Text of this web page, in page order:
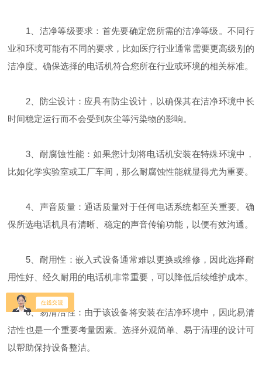
1、洁净等级要求：首先要确定您所需的洁净等级。不同行
业和环境可能有不同的要求，比如医疗行业通常需要更高级别的
洁净度。确保选择的电话机符合您所在行业或环境的相关标准。
2、防尘设计：应具有防尘设计，以确保其在洁净环境中长
时间稳定运行而不会受到灰尘等污染物的影响。
3、耐腐蚀性能：如果您计划将电话机安装在特殊环境中，
比如化学实验室或工厂车间，那么耐腐蚀性能就显得尤为重要。
4、声音质量：通话质量对于任何电话系统都至关重要。确
保所选电话机具有清晰、稳定的声音传输功能，以便有效沟通。
5、耐用性：嵌入式设备通常难以更换或维修，因此选择耐
用性好、经久耐用的电话机非常重要，可以降低后续维护成本。
6、易清洁性：由于该设备将安装在洁净环境中，因此易清
洁性也是一个重要考量因素。选择外观简单、易于清理的设计可
以帮助保持设备整洁。